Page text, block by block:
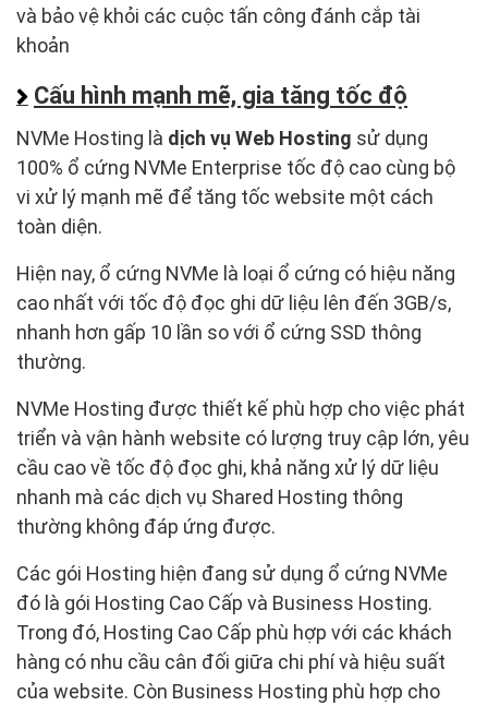
và bảo vệ khỏi các cuộc tấn công đánh cắp tài
khoản
Cấu hình mạnh mẽ, gia tăng tốc độ
NVMe Hosting là dịch vụ Web Hosting sử dụng
100% ổ cứng NVMe Enterprise tốc độ cao cùng bộ
vi xử lý mạnh mẽ để tăng tốc website một cách
toàn diện.
Hiện nay, ổ cứng NVMe là loại ổ cứng có hiệu năng
cao nhất với tốc độ đọc ghi dữ liệu lên đến 3GB/s,
nhanh hơn gấp 10 lần so với ổ cứng SSD thông
thường.
NVMe Hosting được thiết kế phù hợp cho việc phát
triển và vận hành website có lượng truy cập lớn, yêu
cầu cao về tốc độ đọc ghi, khả năng xử lý dữ liệu
nhanh mà các dịch vụ Shared Hosting thông
thường không đáp ứng được.
Các gói Hosting hiện đang sử dụng ổ cứng NVMe
đó là gói Hosting Cao Cấp và Business Hosting.
Trong đó, Hosting Cao Cấp phù hợp với các khách
hàng có nhu cầu cân đối giữa chi phí và hiệu suất
của website. Còn Business Hosting phù hợp cho